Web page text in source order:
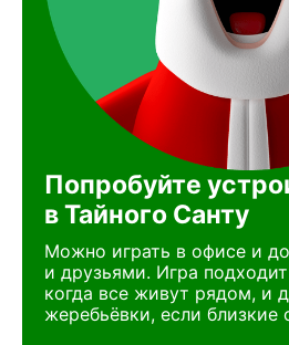
Попробуйте
в Тайного Санту
Можно играть в офисе и
и друзьями. Игра
когда все живут рядом, и
жеребьёвки, если близкие